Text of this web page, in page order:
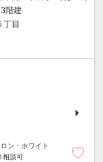
階建
丁目
ン・ホワイト
談可